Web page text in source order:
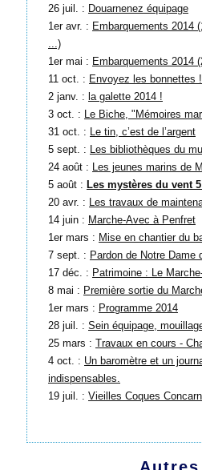
26 juil. : Douarnenez équipage
1er avr. : Embarquements 2014
...)
1er mai : Embarquements 2014
11 oct. : Envoyez les bonnettes !
2 janv. : la galette 2014 !
3 oct. : Le Biche, "Mémoires
31 oct. : Le tin, c’est de l’argent
5 sept. : Les bibliothèques du
24 août : Les jeunes marins de
5 août : Les mystères du vent
20 avr. : Les travaux de
14 juin : Marche-Avec à Penfret
1er mars : Mise en chantier du
7 sept. : Pardon de Notre Dame
17 déc. : Patrimoine : Le
8 mai : Première sortie du
1er mars : Programme 2014
28 juil. : Sein équipage,
25 mars : Travaux en cours -
4 oct. : Un baromètre et un
indispensables.
19 juil. : Vieilles Coques